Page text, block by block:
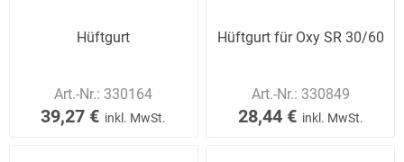
Hüftgurt
Art.-Nr.: 330164
39,27 € inkl. MwSt.
Hüftgurt für Oxy SR 30/60
Art.-Nr.: 330849
28,44 € inkl. MwSt.